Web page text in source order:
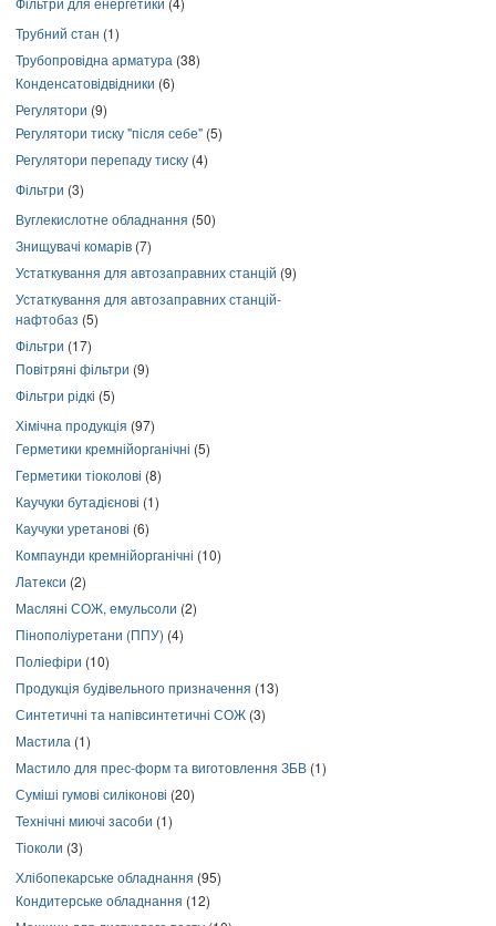
Трубний стан (1)
Трубопровідна арматура (38)
Конденсатовідвідники (6)
Регулятори (9)
Регулятори тиску "після себе" (5)
Регулятори перепаду тиску (4)
Фільтри (3)
Вуглекислотне обладнання (50)
Знищувачі комарів (7)
Устаткування для автозаправних станцій (9)
Устаткування для автозаправних станцій-
нафтобаз (5)
Фільтри (17)
Повітряні фільтри (9)
Фільтри рідкі (5)
Хімічна продукція (97)
Герметики кремнійорганічні (5)
Герметики тіоколові (8)
Каучуки бутадієнові (1)
Каучуки уретанові (6)
Компаунди кремнійорганічні (10)
Латекси (2)
Масляні СОЖ, емульсоли (2)
Пінополіуретани (ППУ) (4)
Поліефіри (10)
Продукція будівельного призначення (13)
Синтетичні та напівсинтетичні СОЖ (3)
Мастила (1)
Мастило для прес-форм та виготовлення ЗБВ (1)
Суміші гумові силіконові (20)
Технічні миючі засоби (1)
Тіоколи (3)
Хлібопекарське обладнання (95)
Кондитерське обладнання (12)